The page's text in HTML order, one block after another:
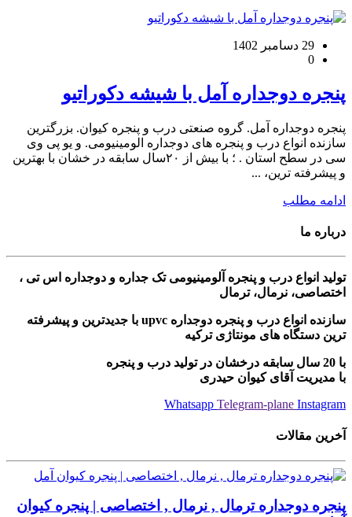
29 دسامبر 1402
0
پنجره دوجداره آمل با شیشه دکوراتیو
پنجره دوجداره آمل. گروه صنعتی درب و پنجره کیوان. بزرگترین
سازنده انواع درب و پنجره های دوجداره الومینیومی. و یو پی وی
سی در سطح استان . ؛ با بیش از ۲۰سال سابقه در خشان با بهترین
و پیشرفته ترین، ...
ادامه مطلب
درباره ما
تولید انواع درب و پنجره آلومینیومی تک جداره و دوجداره اس تی ،
اختصاصی، نرمال، ترمال
سازنده انواع درب و پنجره دوجداره upvc با جدیدترین و پیشرفته
ترین دستگاه های مونتاژی ترکیه
با 20 سال سابقه درخشان در تولید درب و پنجره
با مدیریت آقای کیوان حیدری
Whatsapp Telegram-plane Instagram
آخرین مقالات
پنجره دوجداره ترمال , نرمال , اختصاصی | پنجره کیوان